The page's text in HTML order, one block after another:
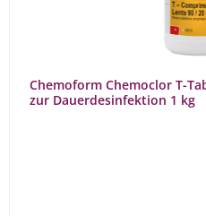
Chemoform Chemoclor T-
zur Dauerdesinfektion 1 kg